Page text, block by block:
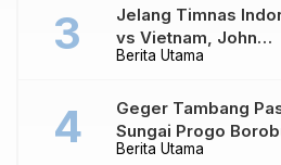
Berita Utama
Jelang Timnas
vs Vietnam, John
Herdman Ungkap Hal
Berita Utama
Geger Tambang
Sungai Progo
Warga Sambeng